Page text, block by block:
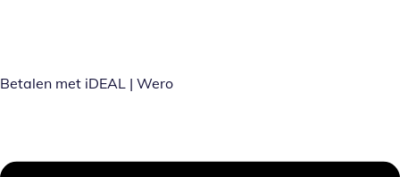
Betalen met iDEAL | Wero